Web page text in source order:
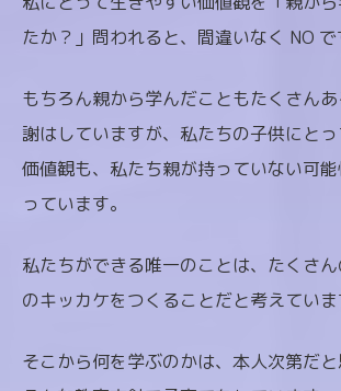
たか？」問われると、間違いなく NO で
もちろん親から学んだこともたくさん
謝はしていますが、私たちの子供にと
価値観も、私たち親が持っていない可
っています。
私たちができる唯一のことは、たくさ
のキッカケをつくることだと考えていま
そこから何を学ぶのかは、本人次第だと